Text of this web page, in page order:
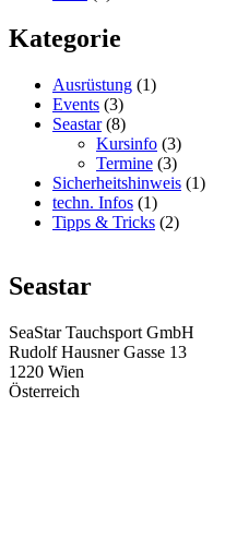
Kategorie
Ausrüstung (1)
Events (3)
Seastar(8)
Kursinfo (3)
Termine (3)
Sicherheitshinweis (1)
techn. Infos (1)
Tipps & Tricks (2)
Seastar
SeaStar Tauchsport GmbH
Rudolf Hausner Gasse 13
1220 Wien
Österreich